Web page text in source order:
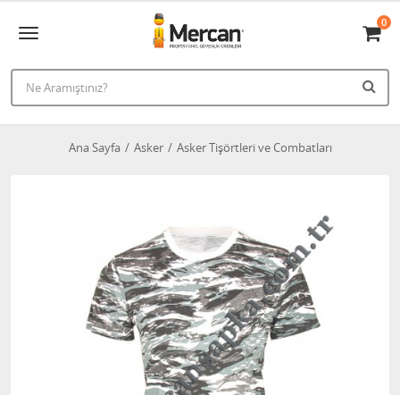
0
Ana Sayfa Asker Asker Tişörtleri ve Combatları